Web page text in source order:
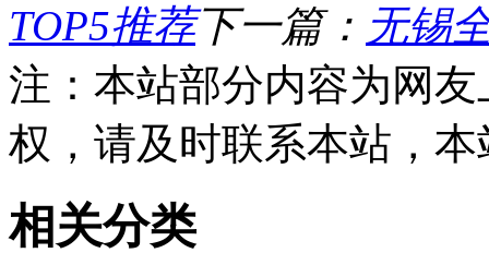
TOP5推荐下一篇： 无锡
注：本站部分内容为网
权，请及时联系本站，
相关分类